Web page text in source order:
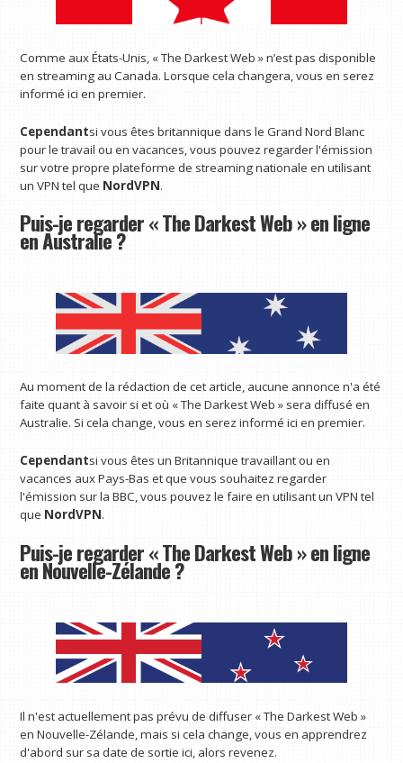
Comme aux États-Unis, « The Darkest Web » n’est pas disponible
en streaming au Canada. Lorsque cela changera, vous en serez
informé ici en premier.
Cependantsi vous êtes britannique dans le Grand Nord Blanc
pour le travail ou en vacances, vous pouvez regarder l'émission
sur votre propre plateforme de streaming nationale en utilisant
un VPN tel que NordVPN.
Puis-je regarder « The Darkest Web » en ligne
en Australie ?
Au moment de la rédaction de cet article, aucune annonce n'a été
faite quant à savoir si et où « The Darkest Web » sera diffusé en
Australie. Si cela change, vous en serez informé ici en premier.
Cependantsi vous êtes un Britannique travaillant ou en
vacances aux Pays-Bas et que vous souhaitez regarder
l'émission sur la BBC, vous pouvez le faire en utilisant un VPN tel
que NordVPN.
Puis-je regarder « The Darkest Web » en ligne
en Nouvelle-Zélande ?
Il n'est actuellement pas prévu de diffuser « The Darkest Web »
en Nouvelle-Zélande, mais si cela change, vous en apprendrez
d'abord sur sa date de sortie ici, alors revenez.